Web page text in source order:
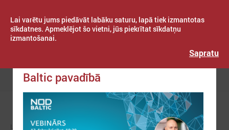
Lai varētu jums piedāvāt labāku saturu, lapā tiek izmantotas
sīkdatnes. Apmeklējot šo vietni, jūs piekrītat sīkdatņu
izmantošanai.
Sapratu
Izvēlne
ZIŅAS PAŠVALDĪBĀS
Baltic pavadībā